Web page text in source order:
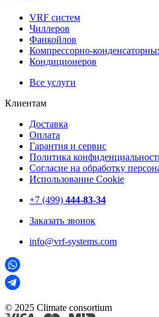
VRF систем
Чиллеров
Фанкойлов
Компрессорно-
Кондиционеров
Все услуги
Клиентам
Доставка
Оплата
Гарантия и сервис
Политика
Согласие на обработку
Использование Cookie
+7 (499) 444-83-34
Заказать звонок
info@vrf-systems.com
© 2025 Climate consortium